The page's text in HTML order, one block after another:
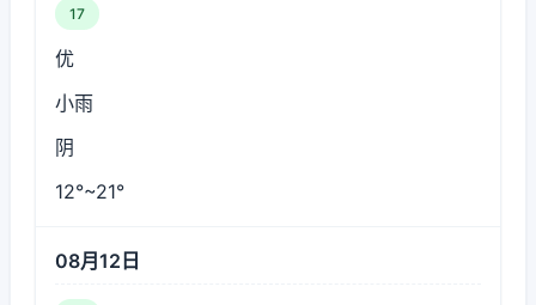
17
优
小雨
阴
12°~21°
08月12日